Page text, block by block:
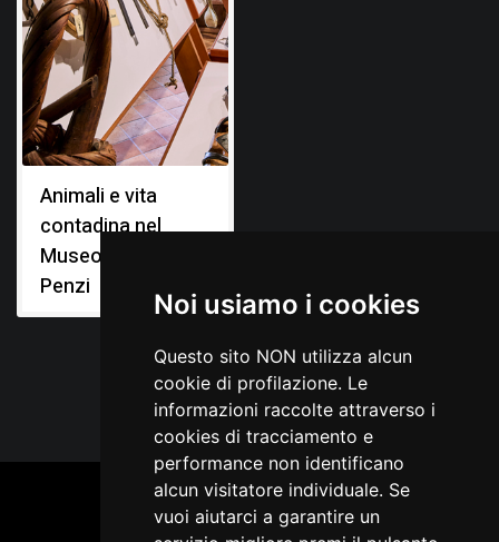
Noi usiamo i cookies
Questo sito NON utilizza alcun
cookie di profilazione. Le
informazioni raccolte attraverso i
cookies di tracciamento e
performance non identificano
alcun visitatore individuale. Se
vuoi aiutarci a garantire un
Animali e vita
contadina nel
Museo Diogene
Penzi